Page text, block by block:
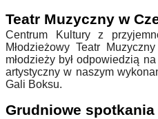
Teatr Muzyczny w
Centrum Kultury z
Młodzieżowy Teatr
młodzieży był odpowiedzią
artystyczny w naszym
Gali Boksu.
Grudniowe spotkania